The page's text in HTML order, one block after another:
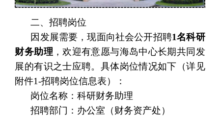
二、招聘岗位
因发展需要，现面向社会公开招聘1名科研
财务助理 ，欢迎有意愿与海岛中心长期共同发
展的有识之士应聘。 具体岗位情况如下（详见
附件1-招聘岗位信息表）：
岗位名称：科研财务助理
招聘部门：办公室（财务资产处）